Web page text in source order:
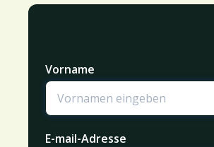
Vorname
E-mail-Adresse